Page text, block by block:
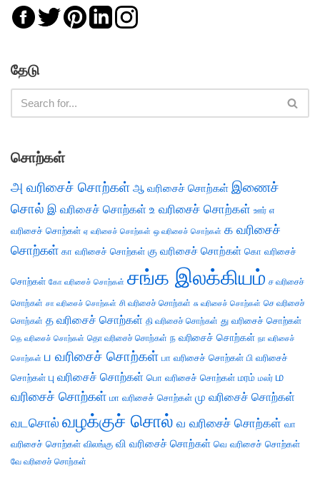
தேடு
சொற்கள்
அ வரிசைச் சொற்கள் ஆ வரிசைச் சொற்கள் இணைச்
சொல் இ வரிசைச் சொற்கள் உ வரிசைச் சொற்கள் ஊர் எ
வரிசைச் சொற்கள் ஏ வரிசைச் சொற்கள் ஒ வரிசைச் சொற்கள் க வரிசைச்
சொற்கள் கா வரிசைச் சொற்கள் கு வரிசைச் சொற்கள் கொ வரிசைச்
சொற்கள் கோ வரிசைச் சொற்கள் சங்க இலக்கியம் ச வரிசைச்
சொற்கள் சா வரிசைச் சொற்கள் சி வரிசைச் சொற்கள் சு வரிசைச் சொற்கள் செ வரிசைச்
சொற்கள் த வரிசைச் சொற்கள் தி வரிசைச் சொற்கள் து வரிசைச் சொற்கள்
தெ வரிசைச் சொற்கள் தொ வரிசைச் சொற்கள் ந வரிசைச் சொற்கள் நா வரிசைச்
சொற்கள் ப வரிசைச் சொற்கள் பா வரிசைச் சொற்கள் பி வரிசைச்
சொற்கள் பு வரிசைச் சொற்கள் பொ வரிசைச் சொற்கள் மரம் மலர் ம
வரிசைச் சொற்கள் மா வரிசைச் சொற்கள் மு வரிசைச் சொற்கள்
வடசொல் வழக்குச் சொல் வ வரிசைச் சொற்கள் வா
வரிசைச் சொற்கள் விலங்கு வி வரிசைச் சொற்கள் வெ வரிசைச் சொற்கள்
வே வரிசைச் சொற்கள்